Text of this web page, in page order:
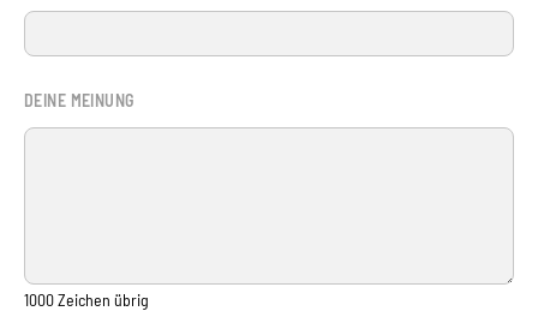
DEINE MEINUNG
1000Zeichen übrig